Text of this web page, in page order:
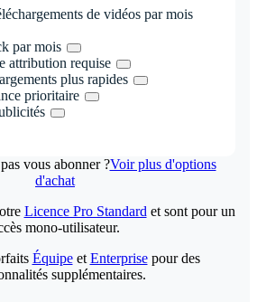
de vidéos par mois
par mois
attribution requise
plus rapides
prioritaire
vous abonner ?Voir plus d'options
d'achat
Licence Pro Standard et sont pour un
mono-utilisateur.
Équipeet Enterprisepour des
supplémentaires.